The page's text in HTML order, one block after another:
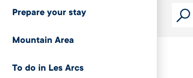
Prepare your stay
Mountain Area
To do in Les Arcs